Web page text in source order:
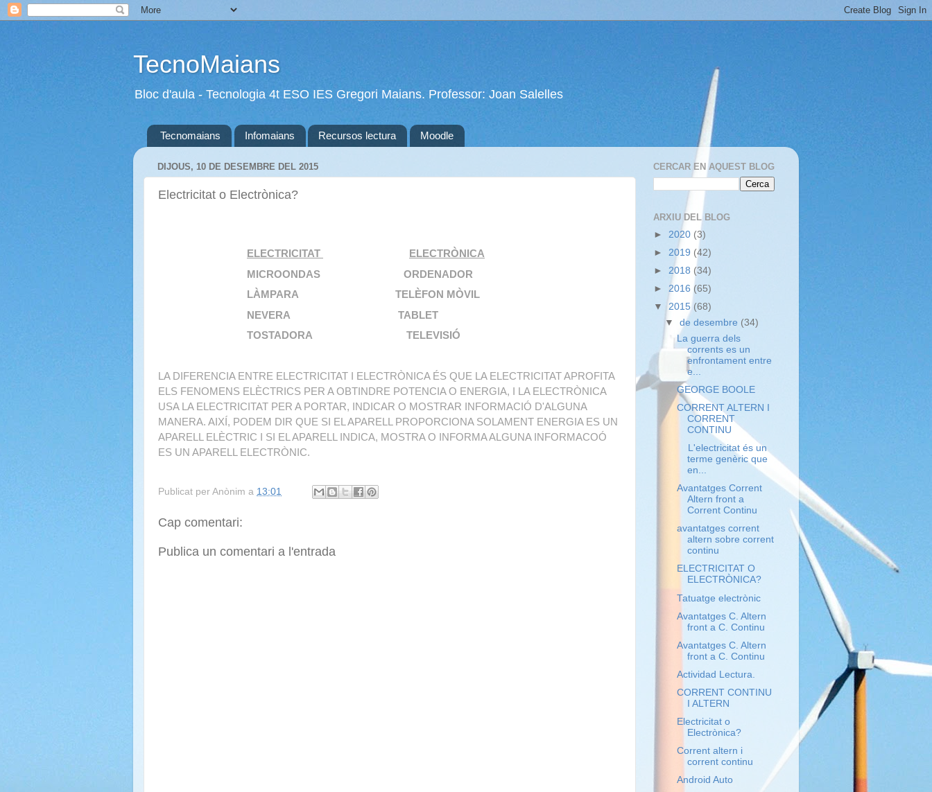
TecnoMaians
Bloc d'aula - Tecnologia 4t ESO IES Gregori Maians. Professor: Joan Salelles
Tecnomaians Infomaians Recursos lectura Moodle
DIJOUS, 10 DE DESEMBRE DEL 2015
Electricitat o Electrònica?
ELECTRICITAT
ELECTRÒNICA
MICROONDAS ORDENADOR
LÀMPARA TELÈFON MÒVIL
NEVERA TABLET
TOSTADORA TELEVISIÓ
LA DIFERENCIA ENTRE ELECTRICITAT I ELECTRÒNICA ÉS QUE LA ELECTRICITAT APROFITA
ELS FENOMENS ELÈCTRICS PER A OBTINDRE POTENCIA O ENERGIA, I LA ELECTRÒNICA
USA LA ELECTRICITAT PER A PORTAR, INDICAR O MOSTRAR INFORMACIÓ D'ALGUNA
MANERA. AIXÍ, PODEM DIR QUE SI EL APARELL PROPORCIONA SOLAMENT ENERGIA ES UN
APARELL ELÈCTRIC I SI EL APARELL INDICA, MOSTRA O INFORMA ALGUNA INFORMACOÓ
ES UN APARELL ELECTRÒNIC.
Publicat per Anònim a 13:01
Cap comentari:
Publica un comentari a l'entrada
CERCAR EN AQUEST BLOG
ARXIU DEL BLOG
► 2020 (3)
► 2019 (42)
► 2018 (34)
► 2016 (65)
▼ 2015 (68)
▼de desembre (34)
La guerra dels
corrents es un
enfrontament entre
e...
GEORGE BOOLE
CORRENT ALTERN I
CORRENT
CONTINU
L'electricitat és un
terme genèric que
en...
Avantatges Corrent
Altern front a
Corrent Continu
avantatges corrent
altern sobre corrent
continu
ELECTRICITAT O
ELECTRÒNICA?
Tatuatge electrònic
Avantatges C. Altern
front a C. Continu
Avantatges C. Altern
front a C. Continu
Actividad Lectura.
CORRENT CONTINU
I ALTERN
Electricitat o
Electrònica?
Corrent altern i
corrent continu
Android Auto